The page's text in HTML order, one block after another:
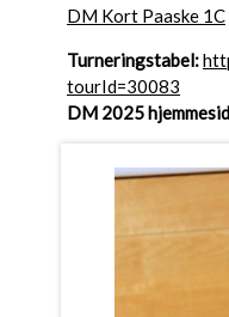
DM Kort Paaske 1C
Turneringstabel:
tourId=30083
DM 2025